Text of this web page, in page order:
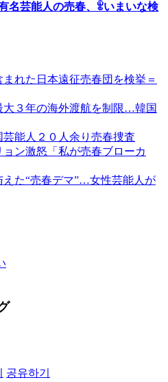
名芸能人の売春、ꂂいまいな検
れた日本遠征売春団を検挙＝
大３年の海外渡航を制限…韓国
能人２０人余り売春捜査
ン激怒「私が売春ブローカ
た“売春デマ”…女性芸能人が
공유하기